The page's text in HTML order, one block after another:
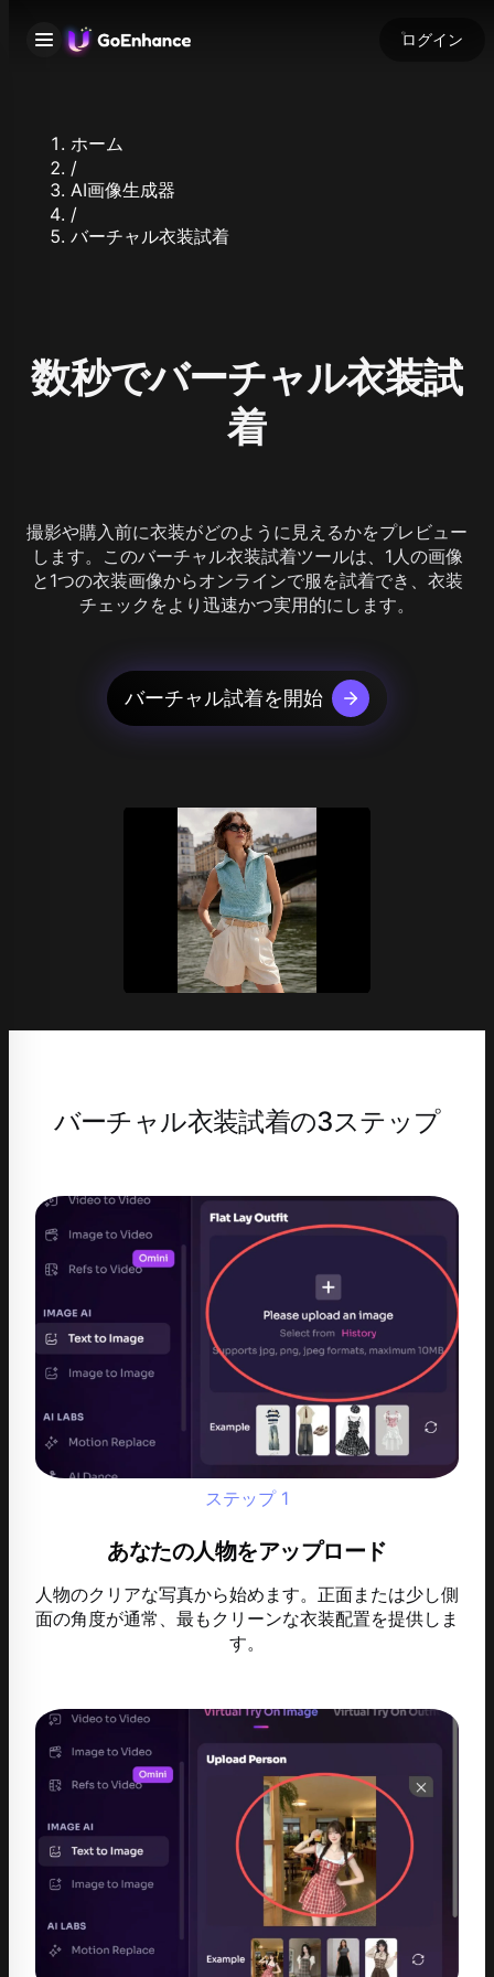
ログイン
ホーム
/
AI画像生成器
/
バーチャル衣装試着
数秒でバーチャル衣装試
着
撮影や購入前に衣装がどのように見えるかをプレビュー
します。このバーチャル衣装試着ツールは、1人の画像
と1つの衣装画像からオンラインで服を試着でき、衣装
チェックをより迅速かつ実用的にします。
バーチャル試着を開始
バーチャル衣装試着の3ステップ
ステップ 1
あなたの人物をアップロード
人物のクリアな写真から始めます。正面または少し側
面の角度が通常、最もクリーンな衣装配置を提供しま
す。